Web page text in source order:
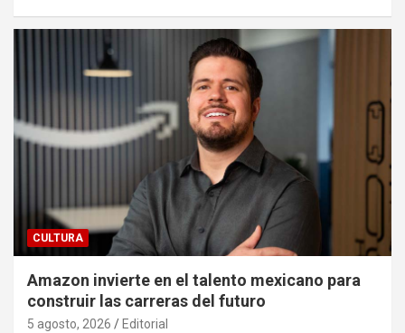
CULTURA
Amazon invierte en el talento mexicano para
construir las carreras del futuro
5 agosto, 2026 Editorial